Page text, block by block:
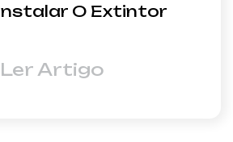
O Extintor
Ler Artigo